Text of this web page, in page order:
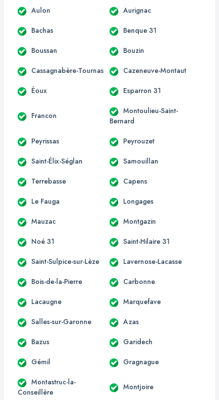
Aulon Aurignac
Bachas Benque 31
Boussan Bouzin
Cassagnabère-Tournas Cazeneuve-Montaut
Éoux Esparron 31
Francon
Montoulieu-Saint-
Bernard
Peyrissas Peyrouzet
Saint-Élix-Séglan Samouillan
Terrebasse Capens
Le Fauga Longages
Mauzac Montgazin
Noé 31 Saint-Hilaire 31
Saint-Sulpice-sur-Lèze Lavernose-Lacasse
Bois-de-la-Pierre Carbonne
Lacaugne Marquefave
Salles-sur-Garonne Azas
Bazus Garidech
Gémil Gragnague
Montastruc-la-
Conseillère
Montjoire